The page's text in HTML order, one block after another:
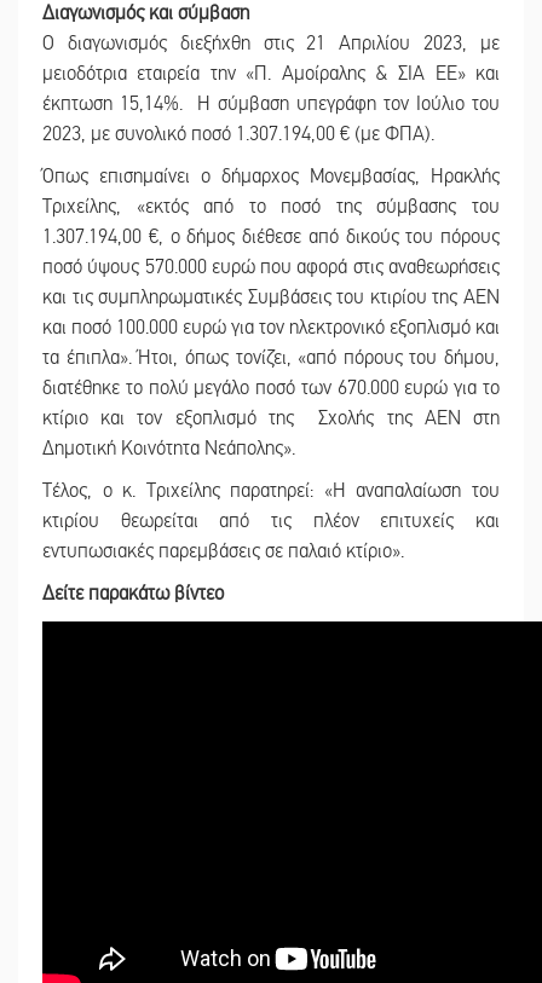
Διαγωνισμός και σύμβαση
Ο διαγωνισμός διεξήχθη στις 21 Απριλίου 2023, με
μειοδότρια εταιρεία την «Π. Αμοίραλης & ΣΙΑ ΕΕ» και
έκπτωση 15,14%. Η σύμβαση υπεγράφη τον Ιούλιο του
2023, με συνολικό ποσό 1.307.194,00 € (με ΦΠΑ).
Όπως επισημαίνει ο δήμαρχος Μονεμβασίας, Ηρακλής
Τριχείλης, «εκτός από το ποσό της σύμβασης του
1.307.194,00 €, ο δήμος διέθεσε από δικούς του πόρους
ποσό ύψους 570.000 ευρώ που αφορά στις αναθεωρήσεις
και τις συμπληρωματικές Συμβάσεις του κτιρίου της ΑΕΝ
και ποσό 100.000 ευρώ για τον ηλεκτρονικό εξοπλισμό και
τα έπιπλα». Ήτοι, όπως τονίζει, «από πόρους του δήμου,
διατέθηκε το πολύ μεγάλο ποσό των 670.000 ευρώ για το
κτίριο και τον εξοπλισμό της Σχολής της ΑΕΝ στη
Δημοτική Κοινότητα Νεάπολης».
Τέλος, ο κ. Τριχείλης παρατηρεί: «Η αναπαλαίωση του
κτιρίου θεωρείται από τις πλέον επιτυχείς και
εντυπωσιακές παρεμβάσεις σε παλαιό κτίριο».
Δείτε παρακάτω βίντεο